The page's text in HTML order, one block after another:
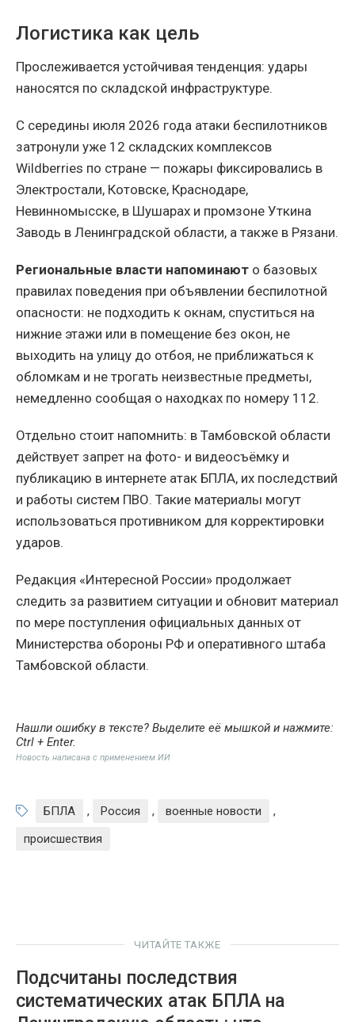
Логистика как цель
Прослеживается устойчивая тенденция: удары
наносятся по складской инфраструктуре.
С середины июля 2026 года атаки беспилотников
затронули уже 12 складских комплексов
Wildberries по стране — пожары фиксировались в
Электростали, Котовске, Краснодаре,
Невинномысске, в Шушарах и промзоне Уткина
Заводь в Ленинградской области, а также в Рязани.
Региональные власти напоминают о базовых
правилах поведения при объявлении беспилотной
опасности: не подходить к окнам, спуститься на
нижние этажи или в помещение без окон, не
выходить на улицу до отбоя, не приближаться к
обломкам и не трогать неизвестные предметы,
немедленно сообщая о находках по номеру 112.
Отдельно стоит напомнить: в Тамбовской области
действует запрет на фото- и видеосъёмку и
публикацию в интернете атак БПЛА, их последствий
и работы систем ПВО. Такие материалы могут
использоваться противником для корректировки
ударов.
Редакция «Интересной России» продолжает
следить за развитием ситуации и обновит материал
по мере поступления официальных данных от
Министерства обороны РФ и оперативного штаба
Тамбовской области.
Нашли ошибку в тексте? Выделите её мышкой и нажмите:
Ctrl + Enter.
Новость написана с применением ИИ
БПЛА , Россия , военные новости
,
происшествия
ЧИТАЙТЕ ТАКЖЕ
Подсчитаны последствия
систематических атак БПЛА на